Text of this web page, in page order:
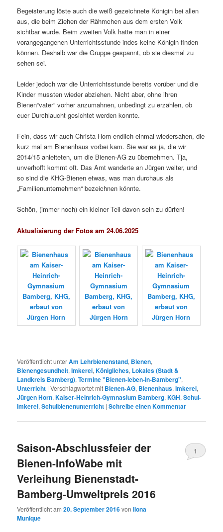
Begeisterung löste auch die weiß gezeichnete Königin bei allen
aus, die beim Ziehen der Rähmchen aus dem ersten Volk
sichtbar wurde. Beim zweiten Volk hatte man in einer
vorangegangenen Unterrichtsstunde indes keine Königin finden
können. Deshalb war die Gruppe gespannt, ob sie diesmal zu
sehen sei.
Leider jedoch war die Unterrichtsstunde bereits vorüber und die
Kinder mussten wieder abziehen. Nicht aber, ohne ihren
Bienen“vater“ vorher anzumahnen, unbedingt zu erzählen, ob
euer Durchlaucht gesichtet werden konnte.
Fein, dass wir auch Christa Horn endlich einmal wiedersahen, die
kurz mal am Bienenhaus vorbei kam. Sie war es ja, die wir
2014/15 anleiteten, um die Bienen-AG zu übernehmen. Tja,
unverhofft kommt oft. Das Amt wanderte an Jürgen weiter, und
so sind die KHG-Bienen etwas, was man durchaus als
„Familienunternehmen“ bezeichnen könnte.
Schön, (immer noch) ein kleiner Teil davon sein zu dürfen!
Aktualisierung der Fotos am 24.06.2025
Veröffentlicht unterAm Lehrbienenstand, Bienen,
Bienengesundheit,Imkerei,Königliches, Lokales (Stadt &
Landkreis Bamberg),Termine "Bienen-leben-in-Bamberg",
Unterricht |Verschlagwortet mit Bienen-AG, Bienenhaus,Imkerei,
Jürgen Horn,Kaiser-Heinrich-Gymnasium Bamberg,KGH,Schul-
Imkerei,Schulbienenunterricht |Schreibe einen Kommentar
Saison-Abschlussfeier der
Bienen-InfoWabe mit
Verleihung Bienenstadt-
Bamberg-Umweltpreis 2016
Veröffentlicht am20. September 2016vonIlona
Munique
1